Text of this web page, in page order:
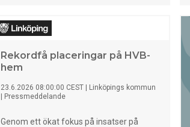
kommer ferieungdomar i alla tre bolagen
att genomföra spelet, för att stärka
vägen till ett eget boende.
Rekordfå placeringar på HVB-
hem
23.6.2026 08:00:00 CEST
Linköpings kommun
Pressmeddelande
Genom ett ökat fokus på insatser på